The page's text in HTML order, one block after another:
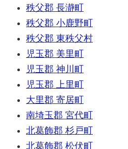
秩父郡 長瀞町
秩父郡 小鹿野町
秩父郡 東秩父村
児玉郡 美里町
児玉郡 神川町
児玉郡 上里町
大里郡 寄居町
南埼玉郡 宮代町
北葛飾郡 杉戸町
北葛飾郡 松伏町